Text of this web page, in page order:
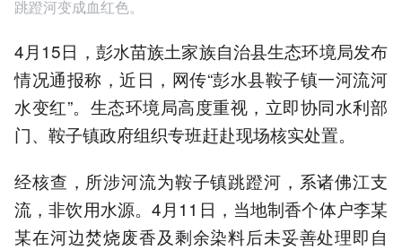
跳蹬河变成血红色。
4月15日，彭水苗族土家族自治县生态环境局发布
情况通报称，近日，网传“彭水县鞍子镇一河流河
水变红”。生态环境局高度重视，立即协同水利部
门、鞍子镇政府组织专班赶赴现场核实处置。
经核查，所涉河流为鞍子镇跳蹬河，系诸佛江支
流，非饮用水源。4月11日，当地制香个体户李某
某在河边焚烧废香及剩余染料后未妥善处理即自